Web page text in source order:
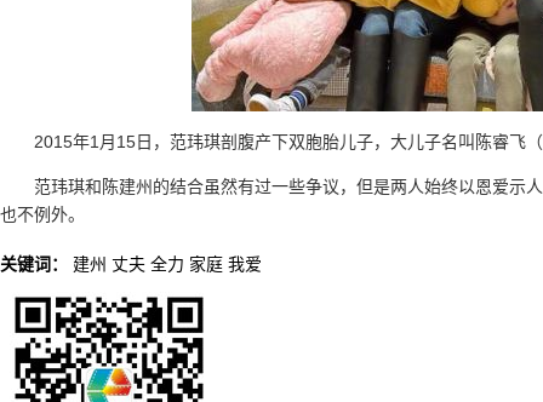
2015年1月15日，范玮琪剖腹产下双胞胎儿子，大儿子名叫陈睿飞
范玮琪和陈建州的结合虽然有过一些争议，但是两人始终以恩爱示
也不例外。
关键词： 建州 丈夫 全力 家庭 我爱